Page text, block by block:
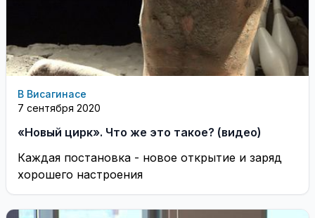
В Висагинасе
7 сентября 2020
«Новый цирк». Что же это такое? (видео)
Каждая постановка - новое открытие и заряд
хорошего настроения